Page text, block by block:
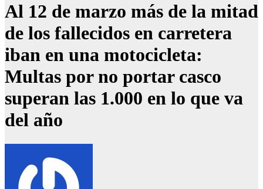
Al 12 de marzo más de la mitad
de los fallecidos en carretera
iban en una motocicleta:
Multas por no portar casco
superan las 1.000 en lo que va
del año